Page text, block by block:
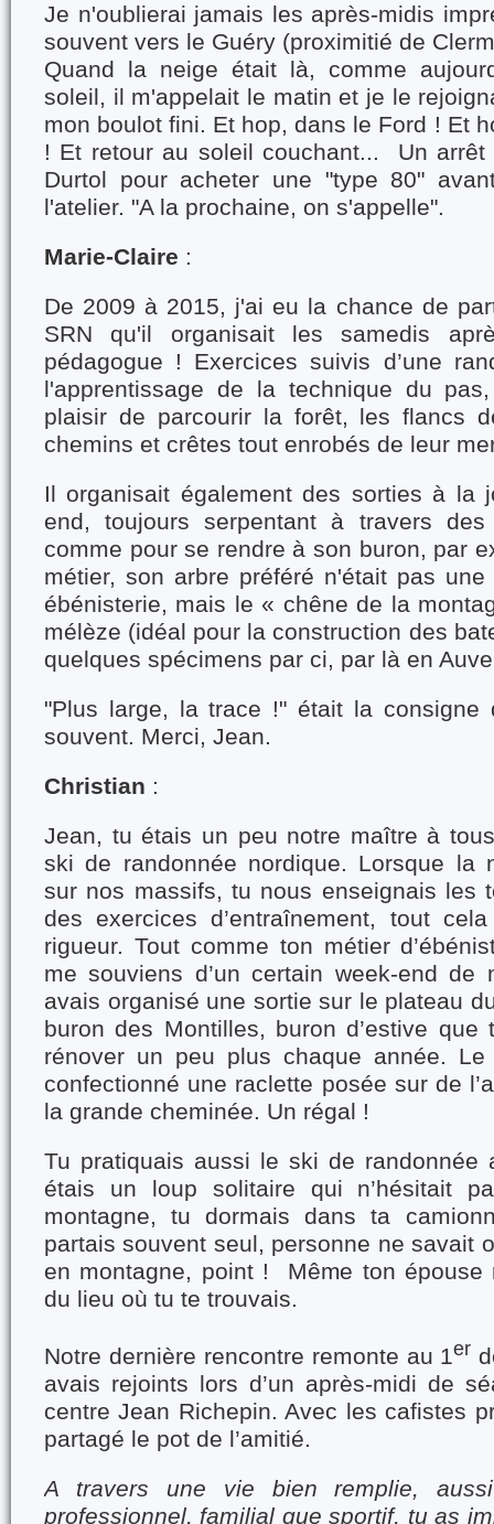
Je n'oublierai jamais les après-midis
souvent vers le Guéry (proximitié de
Quand la neige était là, comme
soleil, il m'appelait le matin et je le
mon boulot fini. Et hop, dans le Ford ! Et
! Et retour au soleil couchant... Un
Durtol pour acheter une "type 80"
l'atelier. "A la prochaine, on s'appelle".
Marie-Claire :
De 2009 à 2015, j'ai eu la chance de
SRN qu'il organisait les samedis
pédagogue ! Exercices suivis d’une
l'apprentissage de la technique du
plaisir de parcourir la forêt, les flancs
chemins et crêtes tout enrobés de leur
Il organisait également des sorties à la
end, toujours serpentant à travers des
comme pour se rendre à son buron, par
métier, son arbre préféré n'était pas
ébénisterie, mais le « chêne de la
mélèze (idéal pour la construction des
quelques spécimens par ci, par là en
"Plus large, la trace !" était la consigne
souvent. Merci, Jean.
Christian :
Jean, tu étais un peu notre maître à
ski de randonnée nordique. Lorsque la
sur nos massifs, tu nous enseignais les
des exercices d’entraînement, tout
rigueur. Tout comme ton métier
me souviens d’un certain week-end de
avais organisé une sortie sur le plateau
buron des Montilles, buron d’estive que
rénover un peu plus chaque année.
confectionné une raclette posée sur de
la grande cheminée. Un régal !
Tu pratiquais aussi le ski de randonnée
étais un loup solitaire qui n’hésitait
montagne, tu dormais dans ta
partais souvent seul, personne ne savait
en montagne, point ! Même ton épouse
du lieu où tu te trouvais.
Notre dernière rencontre remonte au 1er
avais rejoints lors d’un après-midi de
centre Jean Richepin. Avec les cafistes
partagé le pot de l’amitié.
A travers une vie bien remplie,
professionnel, familial que sportif, tu as